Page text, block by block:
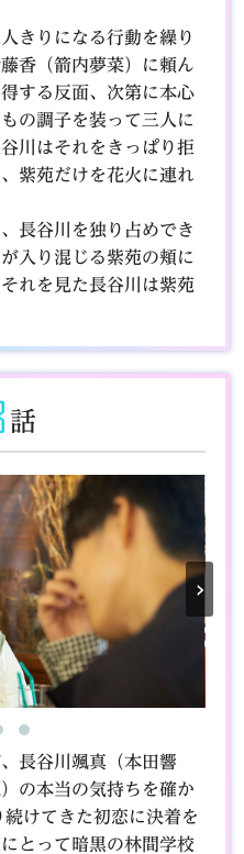
きりになる行動を繰り
香（箭内夢菜）に頼ん
する反面、次第に本心
の調子を装って三人に
川はそれをきっぱり拒
紫苑だけを花火に連れ
長谷川を独り占めでき
入り混じる紫苑の頬に
れを見た長谷川は紫苑
話
›
長谷川颯真（本田響
の本当の気持ちを確か
けてきた初恋に決着を
とって暗黒の林間学校